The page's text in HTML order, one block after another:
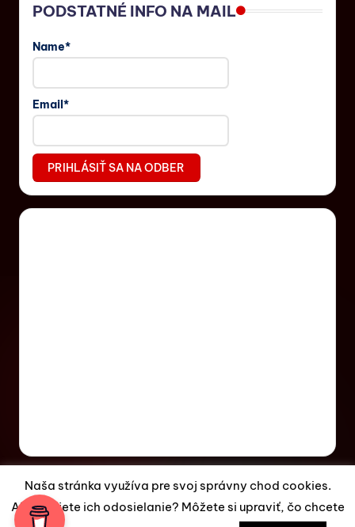
PODSTATNÉ INFO NA MAIL
Name*
Email*
Copyright 2026 —ES Magazín. All rights reserved.
Naša stránka využíva pre svoj správny chod cookies.
Akceptujete ich odosielanie? Môžete si upraviť, čo chcete